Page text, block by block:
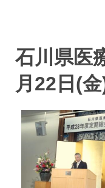
石川県医
月22日(